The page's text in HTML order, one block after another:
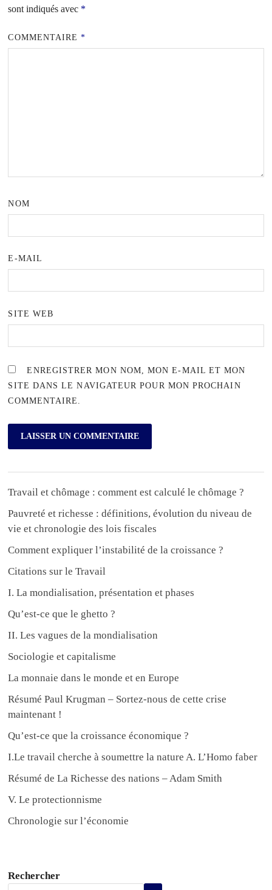
sont indiqués avec *
COMMENTAIRE*
NOM
E-MAIL
SITE WEB
ENREGISTRER MON NOM, MON E-MAIL ET MON
SITE DANS LE NAVIGATEUR POUR MON PROCHAIN
COMMENTAIRE.
Travail et chômage : comment est calculé le chômage ?
Pauvreté et richesse : définitions, évolution du niveau de
vie et chronologie des lois fiscales
Comment expliquer l’instabilité de la croissance ?
Citations sur le Travail
I. La mondialisation, présentation et phases
Qu’est-ce que le ghetto ?
II. Les vagues de la mondialisation
Sociologie et capitalisme
La monnaie dans le monde et en Europe
Résumé Paul Krugman – Sortez-nous de cette crise
maintenant !
Qu’est-ce que la croissance économique ?
I.Le travail cherche à soumettre la nature A. L’Homo faber
Résumé de La Richesse des nations – Adam Smith
V. Le protectionnisme
Chronologie sur l’économie
Rechercher